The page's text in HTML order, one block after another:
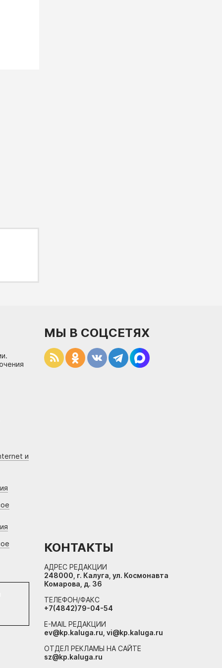
и
МЫ В СОЦСЕТЯХ
КОНТАКТЫ
АДРЕС РЕДАКЦИИ
248000, г. Калуга, ул. Космонавта
Комарова, д. 36
ТЕЛЕФОН/ФАКС
+7(4842)79-04-54
E-MAIL РЕДАКЦИИ
ev@kp.kaluga.ru, vi@kp.kaluga.ru
ОТДЕЛ РЕКЛАМЫ НА САЙТЕ
sz@kp.kaluga.ru